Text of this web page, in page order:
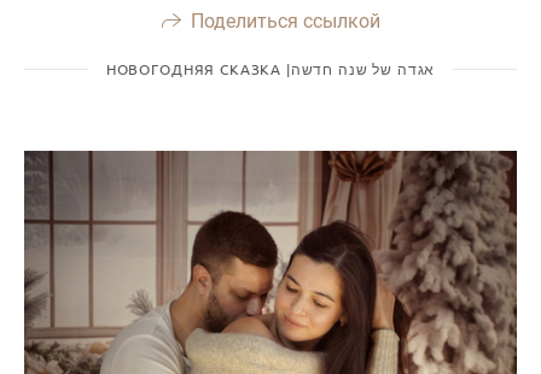
Поделиться ссылкой
НОВОГОДНЯЯ СКАЗКА |אגדה של שנה חדשה